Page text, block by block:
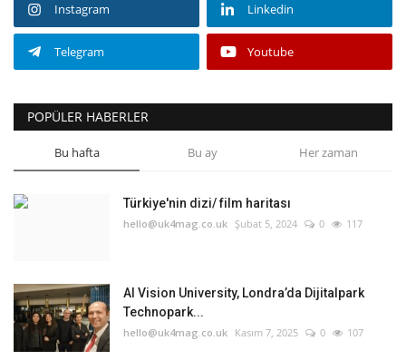
Instagram Linkedin
Telegram Youtube
POPÜLER HABERLER
Bu hafta Bu ay Her zaman
Türkiye'nin dizi/ film haritası
hello@uk4mag.co.uk Şubat 5, 2024 0 117
AI Vision University, Londra’da Dijitalpark
Technopark...
hello@uk4mag.co.uk Kasım 7, 2025 0 107